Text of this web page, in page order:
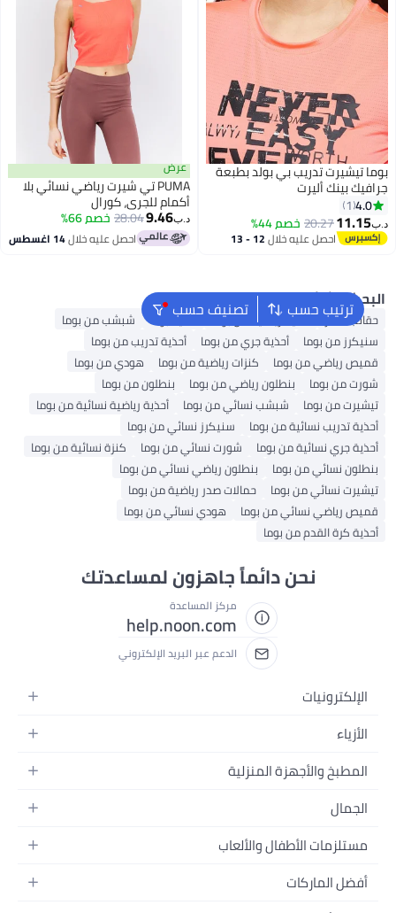
تيشيرت تدريب بي بولد بطبعة
بينك أليرت
4.0
1
11.15
20.27خصم 44%
احصل عليه خلال 12 - 13
عرض
PUMA تي شيرت رياضي نسائي بلا
أكمام للجري، كورال
9.46
28.04خصم 66%
احصل عليه خلال14 اغسطس
ترتيب حسب تصنيف حسب الشائع
ظهر أحذية رياضية من بوما أحذية بوما
شبشب من بوما
من بوما
أحذية جري من بوما
أحذية تدريب من بوما
رياضي من بوما
كنزات رياضية من بوما
هودي من بوما
من بوما
بنطلون رياضي من بوما
بنطلون من بوما
من بوما
شبشب نسائي من بوما
أحذية رياضية نسائية من بوما
تدريب نسائية من بوما
سنيكرز نسائي من بوما
جري نسائية من بوما
شورت نسائي من بوما
كنزة نسائية من بوما
نسائي من بوما
بنطلون رياضي نسائي من بوما
نسائي من بوما
حمالات صدر رياضية من بوما
رياضي نسائي من بوما
هودي نسائي من بوما
كرة القدم من بوما
نحن دائماً جاهزون لمساعدتك
مركز المساعدة
help.noon.com
الدعم عبر البريد الإلكتروني
الإلكترونيات
الجوالات
اللابتوبات
الأجهزة المنزلية
التلفزيونات
السماعات
ألعاب القيمنق
الأزياء
أزياء نسائية
أزياء البنات
أزياء الأولاد
المجوهرات
المطبخ والأجهزة المنزلية
الحمام
المطبخ والسفرة
أدوات وتحسين المنزل
الجمال
العطور
العناية بالشعر
مستلزمات الأطفال والألعاب
الحفاضات
أفضل الماركات